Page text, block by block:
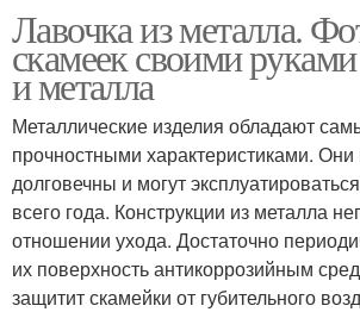
Лавочка из металла.
скамеек своими руками
и металла
Металлические изделия обладают
прочностными характеристиками.
долговечны и могут
всего года. Конструкции из металла
отношении ухода. Достаточно
их поверхность антикоррозийным
защитит скамейки от губительного